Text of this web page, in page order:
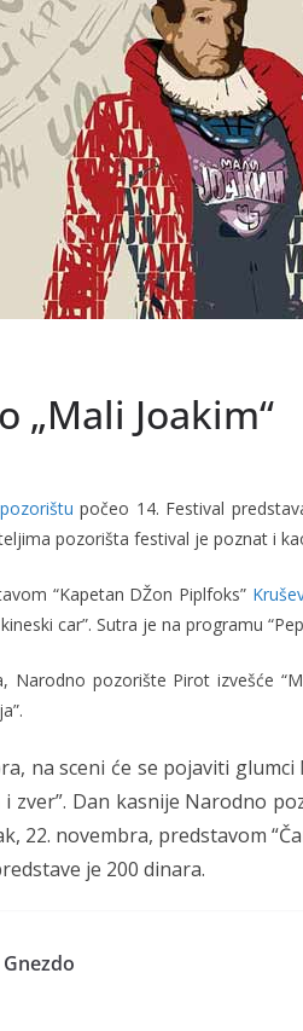
„Mali Joakim“
počeo 14. Festival
pozorišta festival je poznat i
“Kapetan DŽon Piplfoks”
car”. Sutra je na programu
Narodno pozorište Pirot izvešće
na sceni će se pojaviti
zver”. Dan kasnije Narodno
22. novembra, predstavom
je 200 dinara.